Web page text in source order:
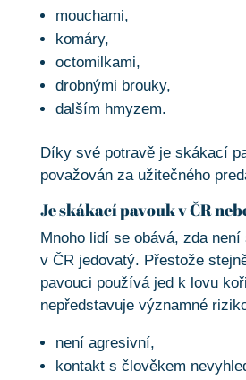
mouchami,
komáry,
octomilkami,
drobnými brouky,
dalším hmyzem.
Díky své potravě je skákací
považován za užitečného
Je skákací pavouk v ČR
Mnoho lidí se obává, zda
v ČR jedovatý. Přestože
pavouci používá jed k lovu
nepředstavuje významné
není agresivní,
kontakt s člověkem